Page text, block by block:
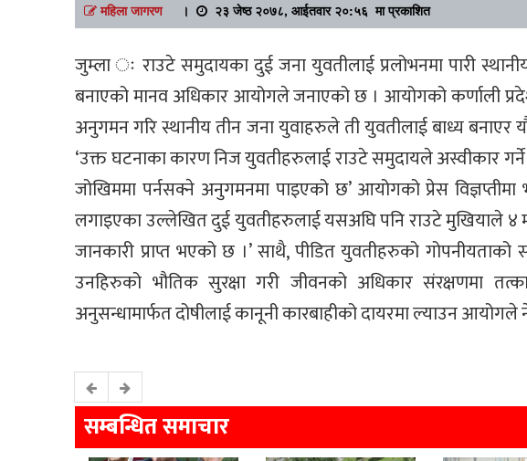
महिला जागरण। २३ जेष्ठ २०७८, आईतवार २०:५६ मा प्रकाशित
जुम्ला ः राउटे समुदायका दुई जना युवतीलाई प्रलोभनमा पारी
बनाएको मानव अधिकार आयोगले जनाएको छ । आयोगको कर्णाली
अनुगमन गरि स्थानीय तीन जना युवाहरुले ती युवतीलाई बाध्य बनाएर
‘उक्त घटनाका कारण निज युवतीहरुलाई राउटे समुदायले अस्वीकार
जोखिममा पर्नसक्ने अनुगमनमा पाइएको छ’ आयोगको प्रेस विज्ञप्तीमा
लगाइएका उल्लेखित दुई युवतीहरुलाई यसअघि पनि राउटे मुखियाले ४
जानकारी प्राप्त भएको छ ।’ साथै, पीडित युवतीहरुको गोपनीयताको
उनहिरुको भौतिक सुरक्षा गरी जीवनको अधिकार संरक्षणमा
अनुसन्धामार्फत दोषीलाई कानूनी कारबाहीको दायरमा ल्याउन
सम्बन्धित समाचार